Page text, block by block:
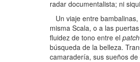
radar documentalista; ni
Un viaje entre
misma Scala, o a las
fluidez de tono entre el
búsqueda de la belleza.
camaradería, sus sueños